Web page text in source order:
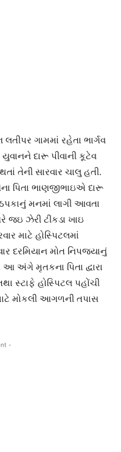
ગામમાં રહેતા ભાર્ગવ
દારૂ પીવાની કૂટેવ
તેની સારવાર ચાલુ હતી.
પિતા ભાણજીભાઇએ દારૂ
મનમાં લાગી આવતા
જઇ ઝેરી ટીકડા ખાઇ
માટે હોસ્પિટલમાં
દરમિયાન મોત નિપજ્યાનું
અંગે મૃતકના પિતા દ્વારા
સ્ટાફે હોસ્પિટલ પહોંચી
મોકલી આગળની તપાસ
-